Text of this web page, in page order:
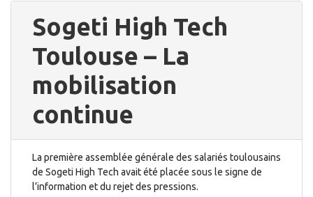
Sogeti High Tech
Toulouse – La
mobilisation
continue
La première assemblée générale des salariés toulousains
de Sogeti High Tech avait été placée sous le signe de
l’information et du rejet des pressions.